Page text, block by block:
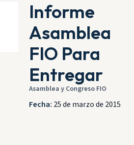
Informe
Asamblea
FIO Para
Entregar
Asamblea y Congreso FIO
Fecha: 25 de marzo de 2015